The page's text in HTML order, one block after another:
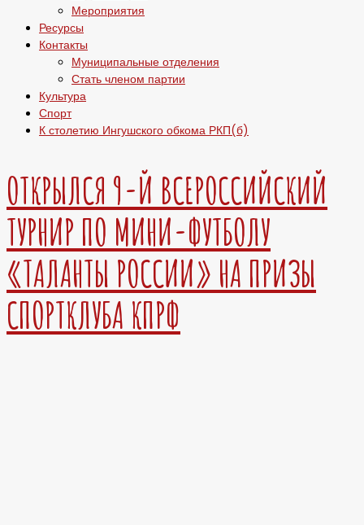
Мероприятия
Ресурсы
Контакты
Муниципальные отделения
Стать членом партии
Культура
Спорт
К столетию Ингушского обкома РКП(б)
ОТКРЫЛСЯ 9-Й ВСЕРОССИЙСКИЙ
ТУРНИР ПО МИНИ-ФУТБОЛУ
«ТАЛАНТЫ РОССИИ» НА ПРИЗЫ
СПОРТКЛУБА КПРФ